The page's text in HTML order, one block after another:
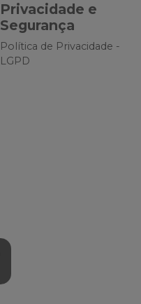
Privacidade e
Segurança
Política de Privacidade -
LGPD